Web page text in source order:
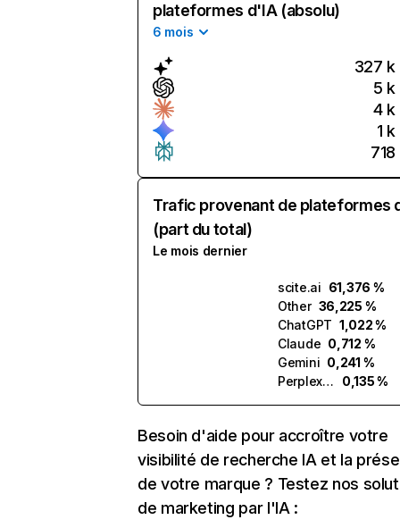
plateformes d'IA (absolu)
6 mois
327 k
5 k
4 k
1 k
718
Trafic provenant de plateformes
(part du total)
Le mois dernier
scite.ai 61,376 %
Other 36,225 %
ChatGPT 1,022 %
Claude 0,712 %
Gemini 0,241 %
Perplexity
0,135 %
Besoin d'aide pour accroître votre
visibilité de recherche IA et la
de votre marque ? Testez nos
de marketing par l'IA :